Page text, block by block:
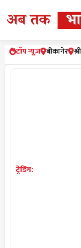
टॉप न्यूज़ बीकानेर
ट्रेडिंग: